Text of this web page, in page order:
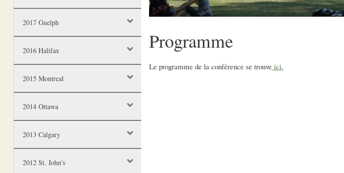
2017 Guelph
2016 Halifax
2015 Montreal
2014 Ottawa
2013 Calgary
2012 St. John's
Programme
Le programme de la conférence se trouveici.